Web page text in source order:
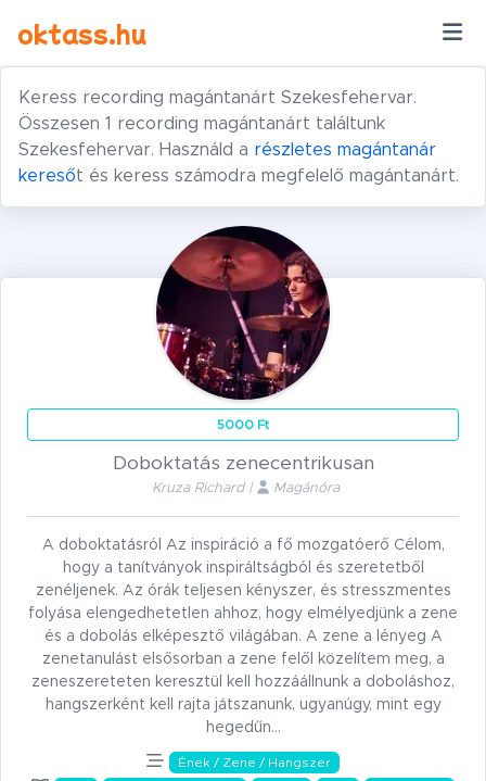
oktass.hu
Keress recording magántanárt Szekesfehervar.
Összesen 1 recording magántanárt találtunk
Szekesfehervar. Használd a részletes magántanár
keresőt és keress számodra megfelelő magántanárt.
5000 Ft
Doboktatás zenecentrikusan
Kruza Richard | Magánóra
A doboktatásról Az inspiráció a fő mozgatóerő Célom,
hogy a tanítványok inspiráltságból és szeretetből
zenéljenek. Az órák teljesen kényszer, és stresszmentes
folyása elengedhetetlen ahhoz, hogy elmélyedjünk a zene
és a dobolás elképesztő világában. A zene a lényeg A
zenetanulást elsősorban a zene felől közelítem meg, a
zeneszereteten keresztül kell hozzáállnunk a doboláshoz,
hangszerként kell rajta játszanunk, ugyanúgy, mint egy
hegedűn…
Ének / Zene / Hangszer